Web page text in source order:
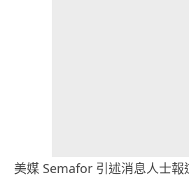
美媒 Semafor 引述消息人士報